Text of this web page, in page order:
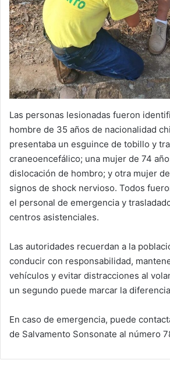
Las personas lesionadas fueron
hombre de 35 años de nacionalidad
presentaba un esguince de tobillo y
craneoencefálico; una mujer de 74
dislocación de hombro; y otra mujer
signos de shock nervioso. Todos
el personal de emergencia y
centros asistenciales.
Las autoridades recuerdan a la
conducir con responsabilidad,
vehículos y evitar distracciones al
un segundo puede marcar la
En caso de emergencia, puede
de Salvamento Sonsonate al número